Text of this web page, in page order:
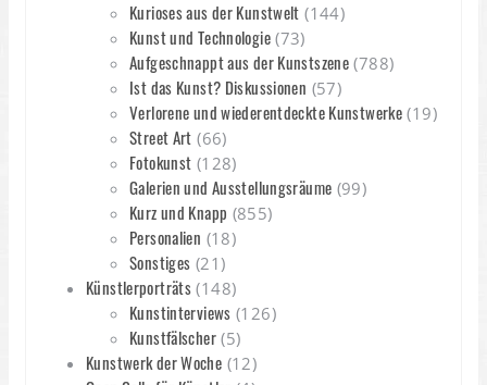
Kurioses aus der Kunstwelt (144)
Kunst und Technologie(73)
Aufgeschnappt aus der Kunstszene (788)
Ist das Kunst? Diskussionen (57)
Verlorene und wiederentdeckte Kunstwerke (19)
Street Art (66)
Fotokunst (128)
Galerien und Ausstellungsräume (99)
Kurz und Knapp (855)
Personalien (18)
Sonstiges (21)
Künstlerporträts (148)
Kunstinterviews (126)
Kunstfälscher(5)
Kunstwerk der Woche (12)